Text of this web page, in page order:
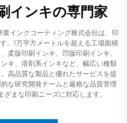
インキの専門家
インクコーティング株式会社は、印
。1万平方メートルを超える工場面積
柔版印刷インキ、凹版印刷インキ、
キ、溶剤系インキなど、幅広い種類
高品質な製品と優れたサービスを提
な研究開発チームと厳格な品質管理
まな印刷ニーズに対応します。